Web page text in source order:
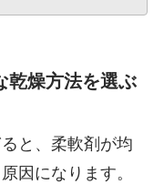
乾燥方法を選ぶ
と、柔軟剤が均
因になります。